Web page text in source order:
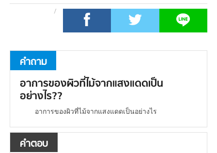
คำถาม
อาการของผิวที่ไม้จากแสงแดดเป็น
อย่างไร??
อาการของผิวที่ไม้จากแสงแดดเป็นอย่างไร
คำตอบ